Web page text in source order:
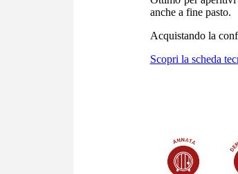
anche a fine pasto.
Acquistando la
Scopri la scheda